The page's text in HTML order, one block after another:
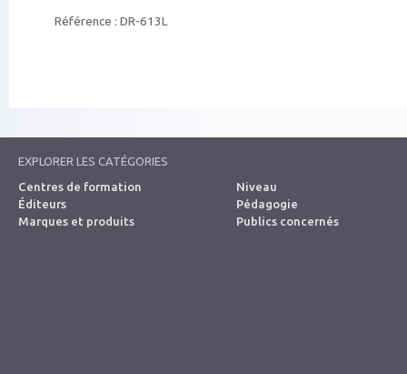
Référence : DR-613L
EXPLORER LES CATÉGORIES
Centres de formation
Niveau
Éditeurs
Pédagogie
Marques et produits
Publics concernés